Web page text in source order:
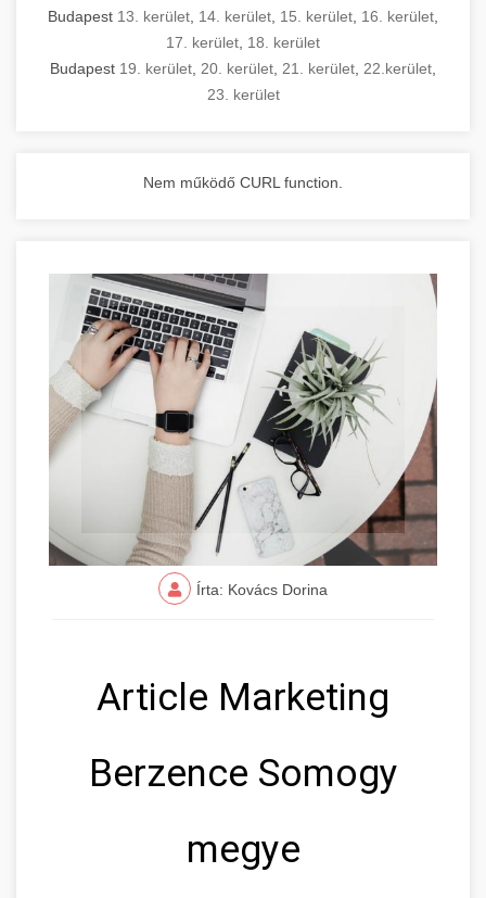
Budapest 13. kerület 14. kerület 15. kerület 16. kerület
17. kerület 18. kerület
Budapest 19. kerület 20. kerület 21. kerület 22.kerület
23. kerület
Nem működő CURL function.
Írta: Kovács Dorina
Article Marketing
Berzence Somogy
megye